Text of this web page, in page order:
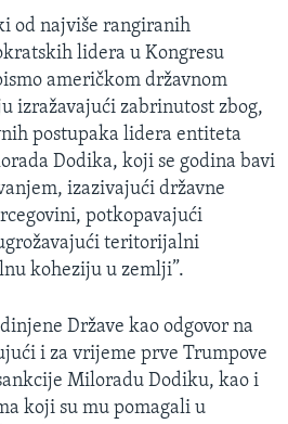
od najviše rangiranih
lidera u Kongresu
američkom državnom
izražavajući zabrinutost zbog,
postupaka lidera entiteta
Dodika, koji se godina bavi
izazivajući državne
potkopavajući
teritorijalni
koheziju u zemlji”.
Države kao odgovor na
i za vrijeme prve Trumpove
Miloradu Dodiku, kao i
koji su mu pomagali u